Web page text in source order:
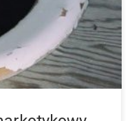
analizy ścieków jest
pozostałości […]